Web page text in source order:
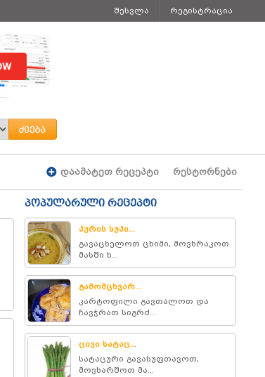
შესვლა რეგისტრაცია
დაამატეთ რეცეპტი რესტორნები
პოპულარული რეცეპტი
პურის სუპი...
გავაცხელოთ ცხიმი, მოვხრაკოთ
მასში ხ...
გამომცხვარ...
კარტოფილი გავთალოთ და
ჩავჭრათ სიგრძ...
ცივი სატაც...
სატაცური გავასუფთავოთ,
მოვხარშოთ მა...